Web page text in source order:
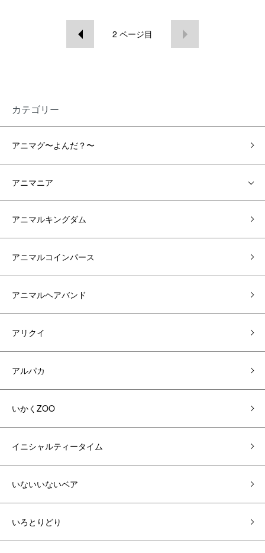
2 ページ目
カテゴリー
アニマグ〜よんだ？〜
アニマニア
アニマルキングダム
アニマルコインパース
アニマルヘアバンド
アリクイ
アルパカ
いかくZOO
イニシャルティータイム
いないいないベア
いろとりどり